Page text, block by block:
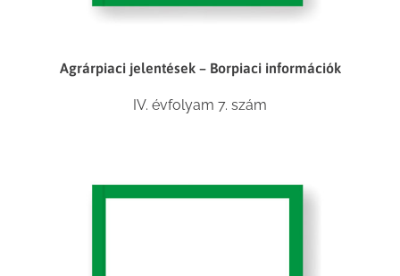
Agrárpiaci jelentések – Borpiaci információk
IV. évfolyam 7. szám